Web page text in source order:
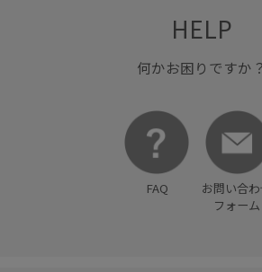
女性らしいシルエット 女性らしい印象
映える1枚 歩
涼しげ 痛くなりに
HELP
何かお困りですか？
FAQ
お問い合
フォーム